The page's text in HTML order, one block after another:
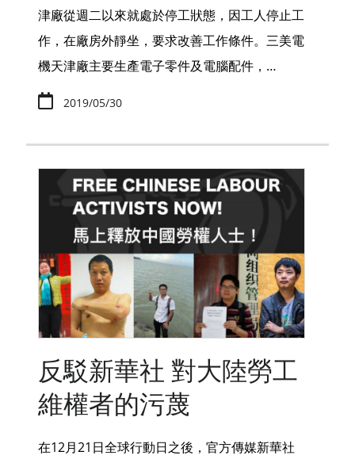
津廠從週二以來就處於停工狀態，因工人停止工
作，在廠房外靜坐，要求改善工作條件。三美電
機天津廠主要生產電子零件及電腦配件，…
2019/05/30
反駁新華社 對大陸勞工
維權者的污蔑
在12月21日全球行動日之後，官方傳媒新華社